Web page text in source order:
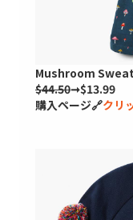
Mushroom
$44.50➞$13.99
購入ページ🔗クリ